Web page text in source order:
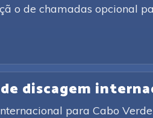
o de chamadas opcional
discagem
para Cabo